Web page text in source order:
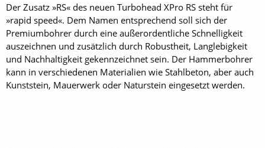
Der Zusatz »RS« des neuen Turbohead XPro RS steht für
»rapid speed«. Dem Namen entsprechend soll sich der
Premiumbohrer durch eine außerordentliche Schnelligkeit
auszeichnen und zusätzlich durch Robustheit, Langlebigkeit
und Nachhaltigkeit gekennzeichnet sein. Der Hammerbohrer
kann in verschiedenen Materialien wie Stahlbeton, aber auch
Kunststein, Mauerwerk oder Naturstein eingesetzt werden.